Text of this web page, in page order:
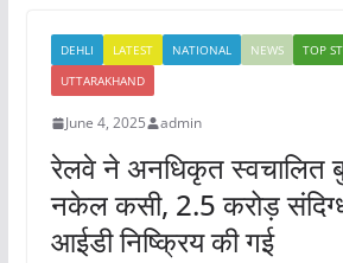
b
o
o
k
A
p
DEHLI LATEST NATIONAL NEWS
TOP
UTTARAKHAND
June 4, 2025 admin
रेलवे ने अनधिकृत स्वचालित
नकेल कसी, 2.5 करोड़
आईडी निष्क्रिय की गई